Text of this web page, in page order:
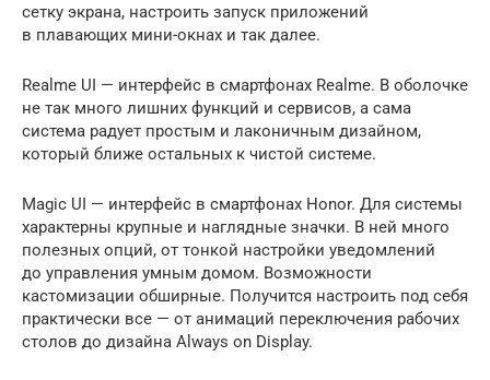
сетку экрана, настроить запуск приложений
в плавающих мини-окнах и так далее.
Realme UI — интерфейс в смартфонах Realme. В оболочке
не так много лишних функций и сервисов, а сама
система радует простым и лаконичным дизайном,
который ближе остальных к чистой системе.
Magic UI — интерфейс в смартфонах Honor. Для системы
характерны крупные и наглядные значки. В ней много
полезных опций, от тонкой настройки уведомлений
до управления умным домом. Возможности
кастомизации обширные. Получится настроить под себя
практически все — от анимаций переключения рабочих
столов до дизайна Always on Display.